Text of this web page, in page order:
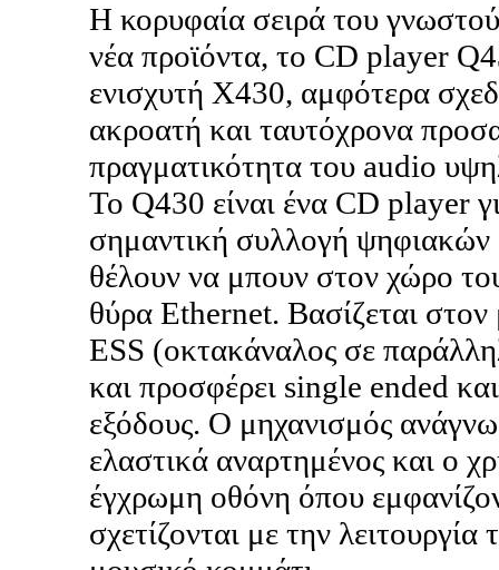
Η κορυφαία σειρά του
νέα προϊόντα, το CD player
ενισχυτή X430, αμφότερα
ακροατή και ταυτόχρονα
πραγματικότητα του audio
To Q430 είναι ένα CD player
σημαντική συλλογή
θέλουν να μπουν στον χώρο
θύρα Ethernet. Βασίζεται
ESS (οκτακάναλος σε
και προσφέρει single ended
εξόδους. Ο μηχανισμός
ελαστικά αναρτημένος και ο
έγχρωμη οθόνη όπου
σχετίζονται με την